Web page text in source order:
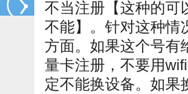
不当注册【这种的可
不能】。针对这种情
方面。如果这个号有
量卡注册，不要用
定不能换设备。如果